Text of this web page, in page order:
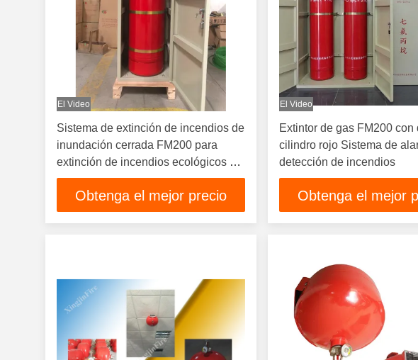
El Video
Sistema de extinción de incendios de
inundación cerrada FM200 para
extinción de incendios ecológicos en
espacios cerrados
Obtenga el mejor precio
El Video
Extintor de gas FM200 con
cilindro rojo Sistema de
detección de incendios
Obtenga el mejor